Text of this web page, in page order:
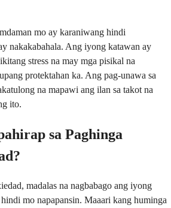
mo ay karaniwang hindi
nakakabahala. Ang iyong katawan ay
stress na may mga pisikal na
protektahan ka. Ang pag-unawa sa
na mapawi ang ilan sa takot na
ito.
sa Paghinga
madalas na nagbabago ang iyong
mo napapansin. Maaari kang huminga